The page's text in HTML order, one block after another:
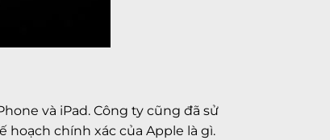
và iPad. Công ty cũng đã sử
chính xác của Apple là gì.